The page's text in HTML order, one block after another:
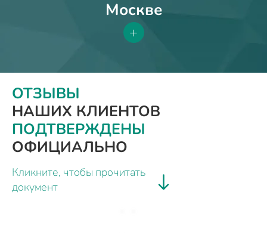
Москве
+
ОТЗЫВЫ
НАШИХ КЛИЕНТОВ
ПОДТВЕРЖДЕНЫ
ОФИЦИАЛЬНО
Кликните, чтобы прочитать
документ